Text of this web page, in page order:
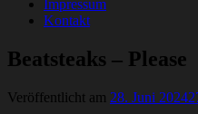
Impressum
Kontakt
Beatsteaks – Please
Veröffentlicht am 28. Juni 2024